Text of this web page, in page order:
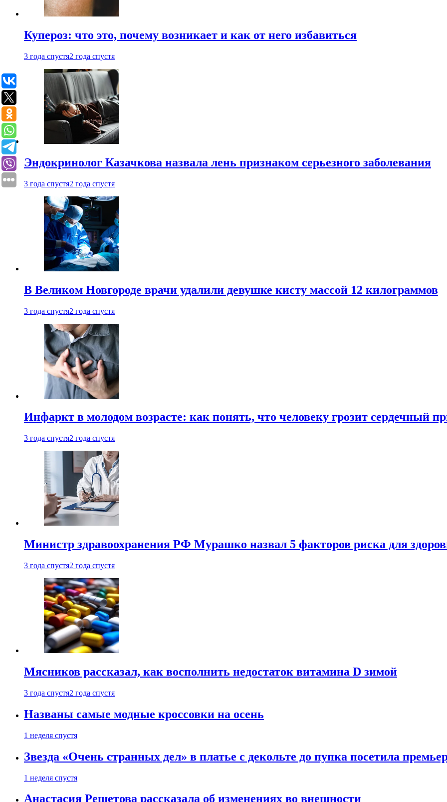
Купероз: что это, почему возникает и как от него избавиться
3 года спустя2 года спустя
Эндокринолог Казачкова назвала лень признаком серьезного заболевания
3 года спустя2 года спустя
В Великом Новгороде врачи удалили девушке кисту массой 12 килограммов
3 года спустя2 года спустя
Инфаркт в молодом возрасте: как понять, что человеку грозит сердечный
3 года спустя2 года спустя
Министр здравоохранения РФ Мурашко назвал 5 факторов риска для
3 года спустя2 года спустя
Мясников рассказал, как восполнить недостаток витамина D зимой
3 года спустя2 года спустя
Названы самые модные кроссовки на осень
1 неделя спустя
Звезда «Очень странных дел» в платье с декольте до пупка посетила
1 неделя спустя
Анастасия Решетова рассказала об изменениях во внешности